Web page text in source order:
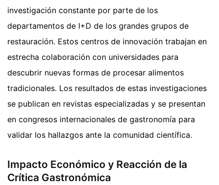
investigación constante por parte de los
departamentos de I+D de los grandes grupos de
restauración. Estos centros de innovación trabajan en
estrecha colaboración con universidades para
descubrir nuevas formas de procesar alimentos
tradicionales. Los resultados de estas investigaciones
se publican en revistas especializadas y se presentan
en congresos internacionales de gastronomía para
validar los hallazgos ante la comunidad científica.
Impacto Económico y Reacción de la
Crítica Gastronómica